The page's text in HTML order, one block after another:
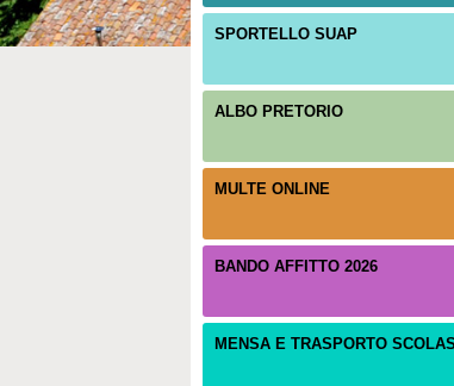
SPORTELLO SUAP
ALBO PRETORIO
MULTE ONLINE
BANDO AFFITTO 2026
MENSA E TRASPORTO